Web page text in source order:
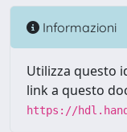
Informazioni
Utilizza questo
link a questo
https://